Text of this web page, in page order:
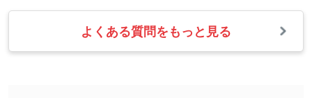
・1色印刷でグラデーションや濃淡を表現した
い
また、お選びいただいた印刷色が本体色に合わ
ない場合や仕上がりに影響しそうな場合は、ス
タッフから別の色をご案内することもございま
・お届け時に商品が損傷・故障している場合
・ご注文と異なる商品が届いた場合
・印刷不良があった場合
業日以内に担当スタッフよりメールにてご連絡
いたします。
お急ぎの場合はお電話でのご質問も受け付けて
よくある質問をもっと見る